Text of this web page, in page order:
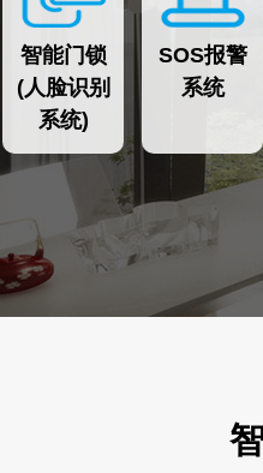
智能门锁
(人脸识别
系统)
SOS报警
系统